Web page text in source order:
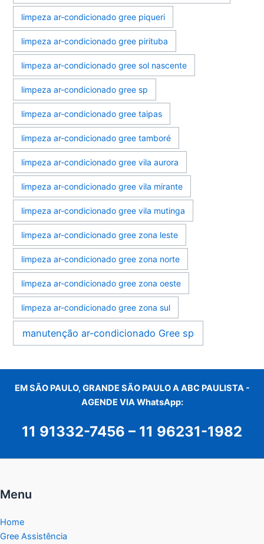
limpeza ar-condicionado gree piqueri
limpeza ar-condicionado gree pirituba
limpeza ar-condicionado gree sol nascente
limpeza ar-condicionado gree sp
limpeza ar-condicionado gree taipas
limpeza ar-condicionado gree tamboré
limpeza ar-condicionado gree vila aurora
limpeza ar-condicionado gree vila mirante
limpeza ar-condicionado gree vila mutinga
limpeza ar-condicionado gree zona leste
limpeza ar-condicionado gree zona norte
limpeza ar-condicionado gree zona oeste
limpeza ar-condicionado gree zona sul
manutenção ar-condicionado Gree sp
EM SÃO PAULO, GRANDE SÃO PAULO A ABC PAULISTA -
AGENDE VIA WhatsApp:
11 91332-7456 – 11 96231-1982
Menu
Home
Gree Assistência